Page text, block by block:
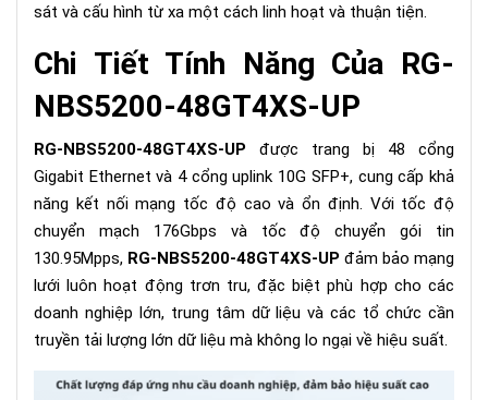
sát và cấu hình từ xa một cách linh hoạt và thuận tiện.
Chi Tiết Tính Năng Của RG-
NBS5200-48GT4XS-UP
RG-NBS5200-48GT4XS-UP được trang bị 48 cổng
Gigabit Ethernet và 4 cổng uplink 10G SFP+, cung cấp khả
năng kết nối mạng tốc độ cao và ổn định. Với tốc độ
chuyển mạch 176Gbps và tốc độ chuyển gói tin
130.95Mpps, RG-NBS5200-48GT4XS-UP đảm bảo mạng
lưới luôn hoạt động trơn tru, đặc biệt phù hợp cho các
doanh nghiệp lớn, trung tâm dữ liệu và các tổ chức cần
truyền tải lượng lớn dữ liệu mà không lo ngại về hiệu suất.